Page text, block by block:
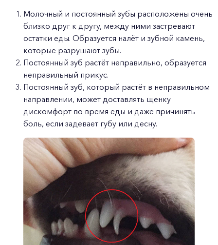
Молочный и постоянный зубы расположены очень
близко друг к другу, между ними застревают
остатки еды. Образуется налёт и зубной камень,
которые разрушают зубы.
Постоянный зуб растёт неправильно, образуется
неправильный прикус.
Постоянный зуб, который растёт в неправильном
направлении, может доставлять щенку
дискомфорт во время еды и даже причинять
боль, если задевает губу или десну.